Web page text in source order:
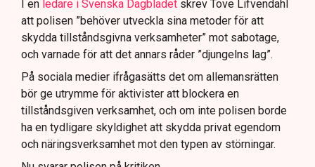
I en ledare i Svenska Dagbladet skrev Tove Lifvendahl
att polisen ”behöver utveckla sina metoder för att
skydda tillståndsgivna verksamheter” mot sabotage,
och varnade för att det annars råder ”djungelns lag”.
På sociala medier ifrågasätts det om allemansrätten
bör ge utrymme för aktivister att blockera en
tillståndsgiven verksamhet, och om inte polisen borde
ha en tydligare skyldighet att skydda privat egendom
och näringsverksamhet mot den typen av störningar.